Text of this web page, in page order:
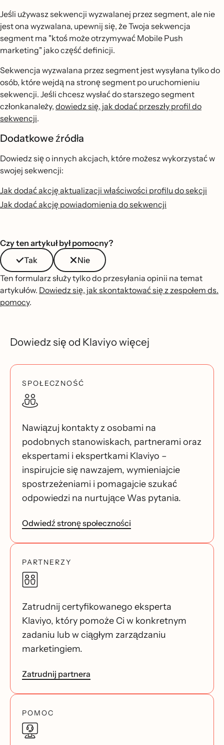
Jeśli używasz sekwencji wyzwalanej przez segment, ale nie
jest ona wyzwalana, upewnij się, że Twoja sekwencja
segment ma "ktoś może otrzymywać Mobile Push
marketing" jako część definicji.
Sekwencja wyzwalana przez segment jest wysyłana tylko do
osób, które wejdą na stronę segment po uruchomieniu
sekwencji. Jeśli chcesz wysłać do starszego segment
członkanależy, dowiedz się, jak dodać przeszły profil do
sekwencji.
Dodatkowe źródła
Dowiedz się o innych akcjach, które możesz wykorzystać w
swojej sekwencji:
Jak dodać akcję aktualizacji właściwości profilu do sekcji
Jak dodać akcję powiadomienia do sekwencji
Czy ten artykuł był pomocny?
Tak
Nie
Ten formularz służy tylko do przesyłania opinii na temat
artykułów. Dowiedz się, jak skontaktować się z zespołem ds.
pomocy.
Dowiedz się od Klaviyo więcej
SPOŁECZNOŚĆ
Nawiązuj kontakty z osobami na
podobnych stanowiskach, partnerami oraz
ekspertami i ekspertkami Klaviyo –
inspirujcie się nawzajem, wymieniajcie
spostrzeżeniami i pomagajcie szukać
odpowiedzi na nurtujące Was pytania.
Odwiedź stronę społeczności
PARTNERZY
Zatrudnij certyfikowanego eksperta
Klaviyo, który pomoże Ci w konkretnym
zadaniu lub w ciągłym zarządzaniu
marketingiem.
Zatrudnij partnera
POMOC